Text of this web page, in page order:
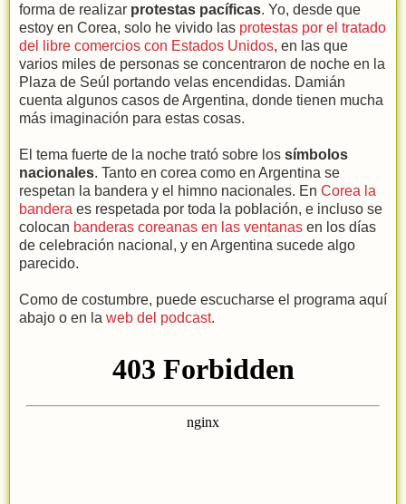
forma de realizar protestas pacíficas. Yo, desde que
estoy en Corea, solo he vivido las protestas por el tratado
del libre comercios con Estados Unidos, en las que
varios miles de personas se concentraron de noche en la
Plaza de Seúl portando velas encendidas. Damián
cuenta algunos casos de Argentina, donde tienen mucha
más imaginación para estas cosas.
El tema fuerte de la noche trató sobre los símbolos
nacionales. Tanto en corea como en Argentina se
respetan la bandera y el himno nacionales. En Corea la
bandera es respetada por toda la población, e incluso se
colocan banderas coreanas en las ventanas en los días
de celebración nacional, y en Argentina sucede algo
parecido.
Como de costumbre, puede escucharse el programa aquí
abajo o en la web del podcast.